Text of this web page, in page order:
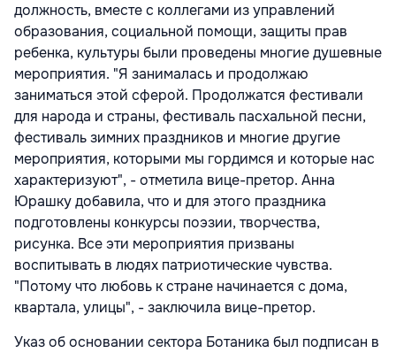
должность, вместе с коллегами из управлений
образования, социальной помощи, защиты прав
ребенка, культуры были проведены многие душевные
мероприятия. "Я занималась и продолжаю
заниматься этой сферой. Продолжатся фестивали
для народа и страны, фестиваль пасхальной песни,
фестиваль зимних праздников и многие другие
мероприятия, которыми мы гордимся и которые нас
характеризуют", - отметила вице-претор. Анна
Юрашку добавила, что и для этого праздника
подготовлены конкурсы поэзии, творчества,
рисунка. Все эти мероприятия призваны
воспитывать в людях патриотические чувства.
"Потому что любовь к стране начинается с дома,
квартала, улицы", - заключила вице-претор.
Указ об основании сектора Ботаника был подписан в